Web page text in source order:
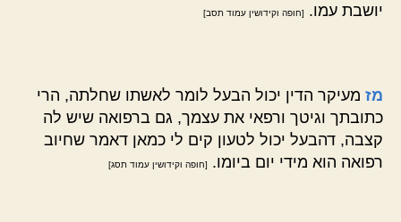
יושבת עמו.
[חופה וקידושין עמוד תסב]
מז מעיקר הדין יכול הבעל לומר לאשתו שחלתה, הרי
כתובתך וגיטך ורפאי את עצמך, גם ברפואה שיש לה
קצבה, דהבעל יכול לטעון קים לי כמאן דאמר שחיוב
רפואה הוא מידי יום ביומו.
[חופה וקידושין עמוד תסג]